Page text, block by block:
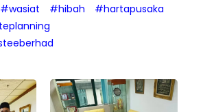
#wasiat #hibah
#hartapusaka